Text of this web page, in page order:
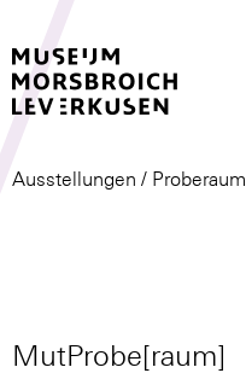
Ausstellungen / Proberaum
MutProbe[raum]